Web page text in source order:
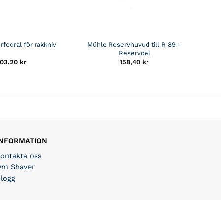
för rakkniv
kr
Mühle Reservhuvud till R 89 –
Reservdel
158,40 kr
oss
Shaver